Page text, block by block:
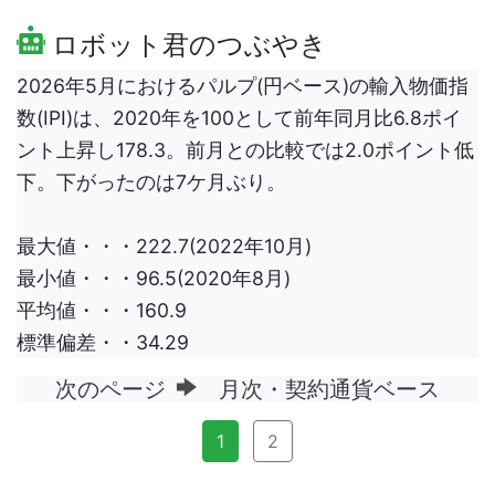
ロボット君のつぶやき
2026年5月におけるパルプ(円ベース)の輸入物価指
数(IPI)は、2020年を100として前年同月比6.8ポイ
ント上昇し178.3。前月との比較では2.0ポイント低
下。下がったのは7ケ月ぶり。
最大値・・・222.7(2022年10月)
最小値・・・96.5(2020年8月)
平均値・・・160.9
標準偏差・・34.29
次のページ 月次・契約通貨ベース
1 2